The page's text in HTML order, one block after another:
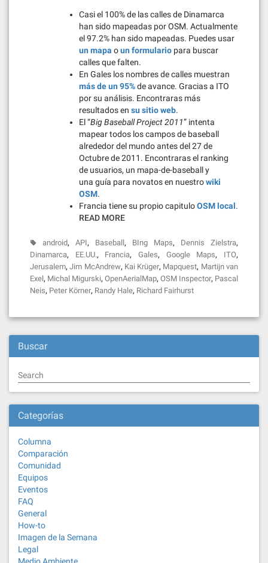
Casi el 100% de las calles de Dinamarca
han sido mapeadas por OSM. Actualmente
el 97.2% han sido mapeadas. Puedes usar
un mapa oun formulario para buscar
calles que falten.
En Gales los nombres de calles muestran
más de un 95%de avance. Gracias a ITO
por su análisis. Encontraras más
resultados en su sitio web.
El “Big Baseball Project 2011” intenta
mapear todos los campos de baseball
alrededor del mundo antes del 27 de
Octubre de 2011. Encontraras el ranking
de usuarios, un mapa-de-baseball y
una guía para novatos en nuestrowiki
OSM.
Francia tiene su propio capituloOSM local.
READ MORE
android, API, Baseball, BIng Maps, Dennis Zielstra,
Dinamarca, EE.UU., Francia,Gales, Google Maps, ITO,
Jerusalem,Jim McAndrew, Kai Krüger, Mapquest, Martijn van
Exel, Michal Migurski, OpenAerialMap, OSM Inspector, Pascal
Neis, Peter Körner, Randy Hale, Richard Fairhurst
Buscar
Search
Categorías
Columna
Comparación
Comunidad
Equipos
Eventos
FAQ
General
How-to
Imagen de la Semana
Legal